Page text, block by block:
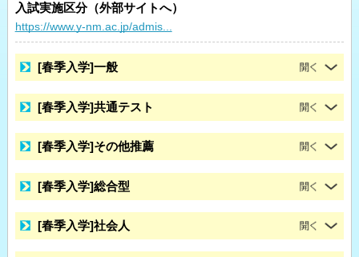
入試実施区分（外部サイトへ）
https://www.y-nm.ac.jp/admis...
[春季入学]一般
[春季入学]共通テスト
[春季入学]その他推薦
[春季入学]総合型
[春季入学]社会人